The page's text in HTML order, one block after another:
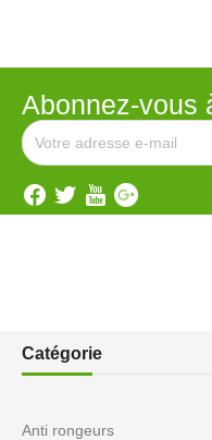
Abonnez-vous
Catégorie
Anti rongeurs